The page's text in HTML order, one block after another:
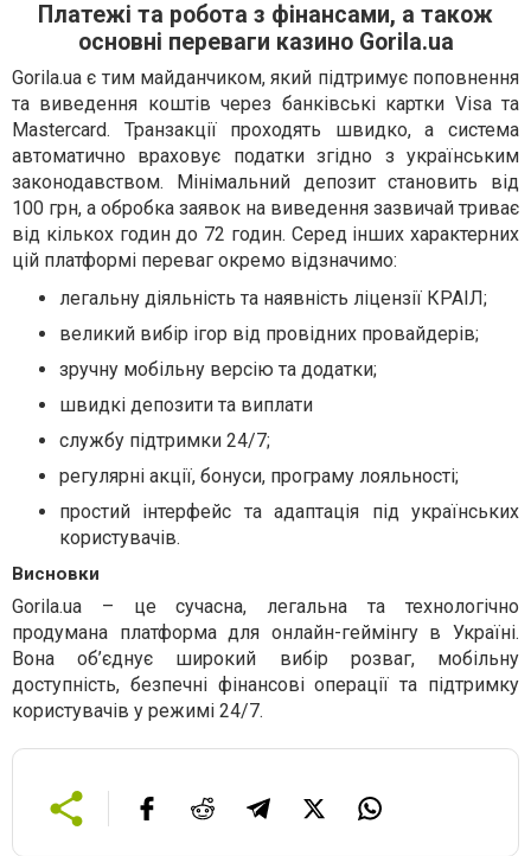
Платежі та робота з фінансами, а також
основні переваги казино Gorila.ua
Gorila.ua є тим майданчиком, який підтримує поповнення
та виведення коштів через банківські картки Visa та
Mastercard. Транзакції проходять швидко, а система
автоматично враховує податки згідно з українським
законодавством. Мінімальний депозит становить від
100 грн, а обробка заявок на виведення зазвичай триває
від кількох годин до 72 годин. Серед інших характерних
цій платформі переваг окремо відзначимо:
легальну діяльність та наявність ліцензії КРАІЛ;
великий вибір ігор від провідних провайдерів;
зручну мобільну версію та додатки;
швидкі депозити та виплати
службу підтримки 24/7;
регулярні акції, бонуси, програму лояльності;
простий інтерфейс та адаптація під українських
користувачів.
Висновки
Gorila.ua – це сучасна, легальна та технологічно
продумана платформа для онлайн-геймінгу в Україні.
Вона об’єднує широкий вибір розваг, мобільну
доступність, безпечні фінансові операції та підтримку
користувачів у режимі 24/7.